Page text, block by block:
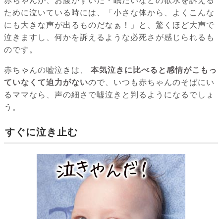
ために泣いている時には、「小さな体から、よくこんな
にも大きな声が出るものだなぁ！」と、驚くほど大声で
泣きますし、何かを訴えるような必死さが感じられるも
のです。
赤ちゃんの嘘泣きは、
本気泣きに比べると感情がこもっ
ていなくて迫力がないので、いつも赤ちゃんのそばにい
るママなら、声の細さで嘘泣きと判るようになるでしょ
う。
すぐに泣き止む